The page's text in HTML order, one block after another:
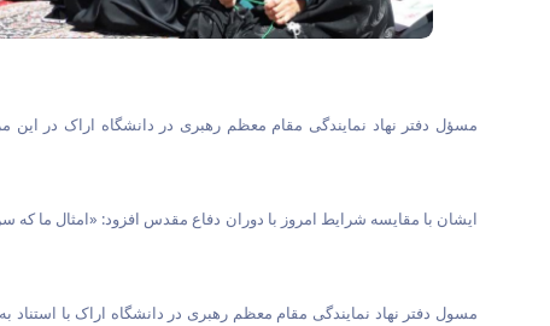
مسؤل دفتر نهاد نمایندگی مقام معظم رهبری در دانشگاه اراک در
ایشان با مقایسه شرایط امروز با دوران دفاع مقدس افزود: «امثال ما
مسول دفتر نهاد نمایندگی مقام معظم رهبری در دانشگاه اراک با استناد